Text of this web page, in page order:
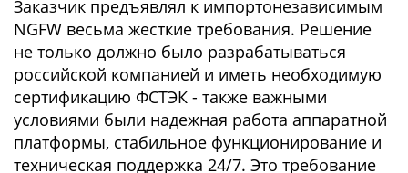
Заказчик предъявлял к импортонезависимым
NGFW весьма жесткие требования. Решение
не только должно было разрабатываться
российской компанией и иметь необходимую
сертификацию ФСТЭК - также важными
условиями были надежная работа аппаратной
платформы, стабильное функционирование и
техническая поддержка 24/7. Это требование